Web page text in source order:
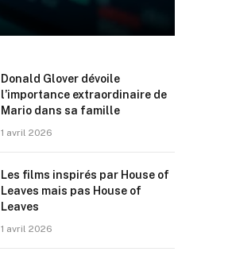
Donald Glover dévoile
l’importance extraordinaire de
Mario dans sa famille
1 avril 2026
Les films inspirés par House of
Leaves mais pas House of
Leaves
1 avril 2026